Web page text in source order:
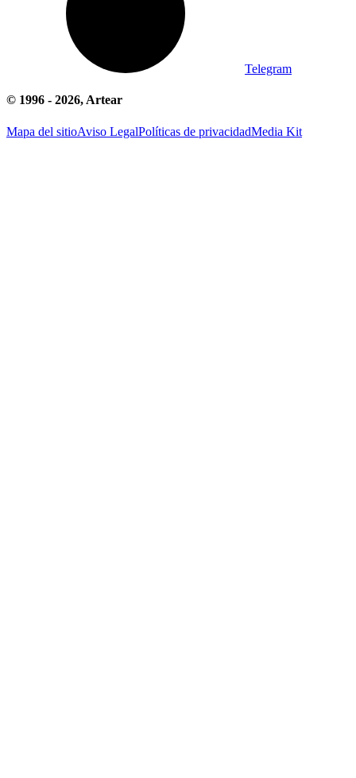
Telegram
© 1996 - 2026, Artear
Mapa del sitioAviso LegalPolíticas de privacidadMedia Kit